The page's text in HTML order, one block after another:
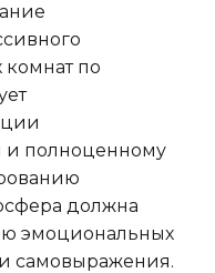
по
и полноценному
должна
эмоциональных
самовыражения.